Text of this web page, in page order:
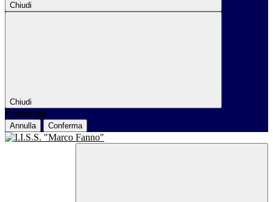
Chiudi
Chiudi
Conferma
Annulla Conferma